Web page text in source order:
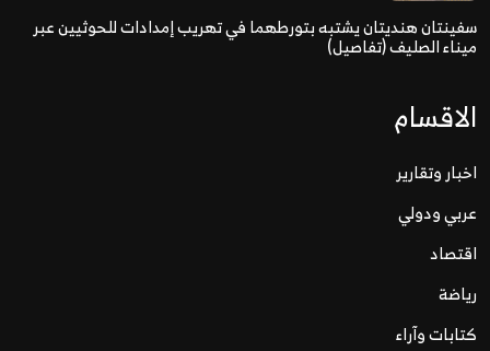
سفينتان هنديتان يشتبه بتورطهما في تهريب إمدادات للحوثيين عبر
ميناء الصليف (تفاصيل)
الاقسام
اخبار وتقارير
عربي ودولي
اقتصاد
رياضة
كتابات وآراء